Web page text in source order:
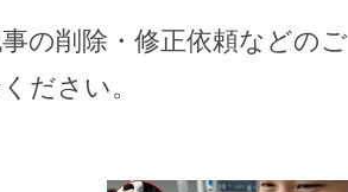
事の削除・修正依頼などのご
ださい。